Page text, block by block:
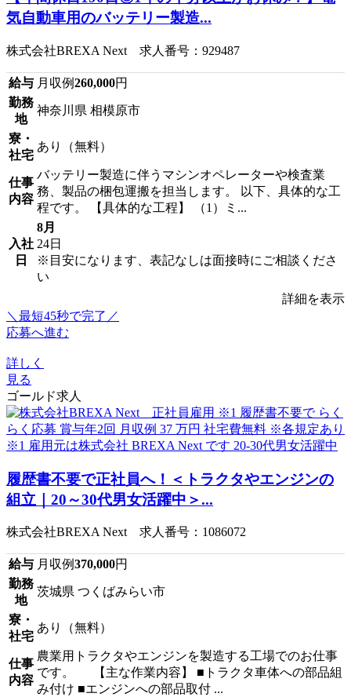
気自動車用のバッテリー製造...
株式会社BREXA Next 求人番号：929487
給与 月収例260,000円
勤務
地
神奈川県 相模原市
寮・
社宅
あり（無料）
仕事
内容
バッテリー製造に伴うマシンオペレーターや検査業
務、製品の梱包運搬を担当します。 以下、具体的な工
程です。 【具体的な工程】 （1）ミ...
入社
日
8月
24日
※目安になります、表記なしは面接時にご相談くださ
い
詳細を表示
＼最短45秒で完了／
応募へ進む
詳しく
見る
ゴールド求人
履歴書不要で正社員へ！＜トラクタやエンジンの
組立｜20～30代男女活躍中＞...
株式会社BREXA Next 求人番号：1086072
給与 月収例370,000円
勤務
地
茨城県 つくばみらい市
寮・
社宅
あり（無料）
仕事
内容
農業用トラクタやエンジンを製造する工場でのお仕事
です。 【主な作業内容】 ■トラクタ車体への部品組
み付け ■エンジンへの部品取付 ...